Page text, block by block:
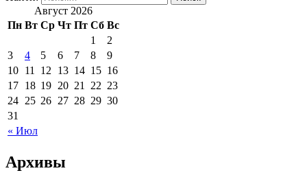
Август 2026
Пн Вт Ср Чт Пт Сб Вс
« Июл
1
2
3
4 5 6 7 8
9
10 11 12 13 14 15 16
17 18 19 20 21 22 23
24 25 26 27 28 29 30
31
Архивы